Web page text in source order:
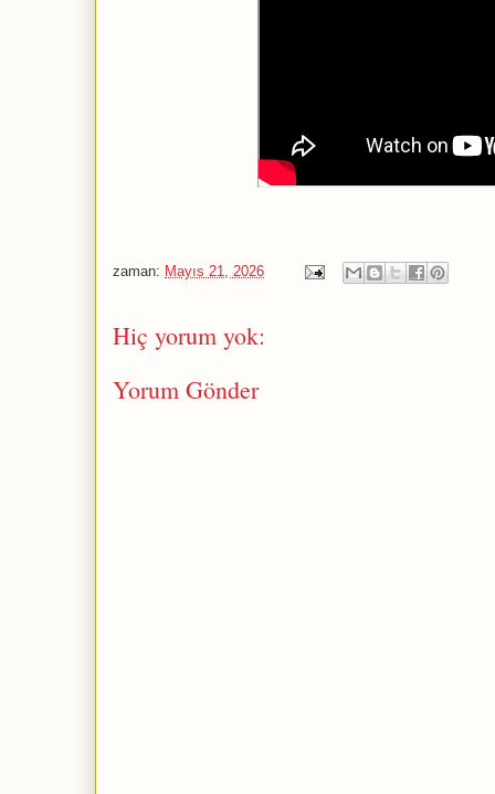
zaman: Mayıs 21, 2026
Hiç yorum yok:
Yorum Gönder